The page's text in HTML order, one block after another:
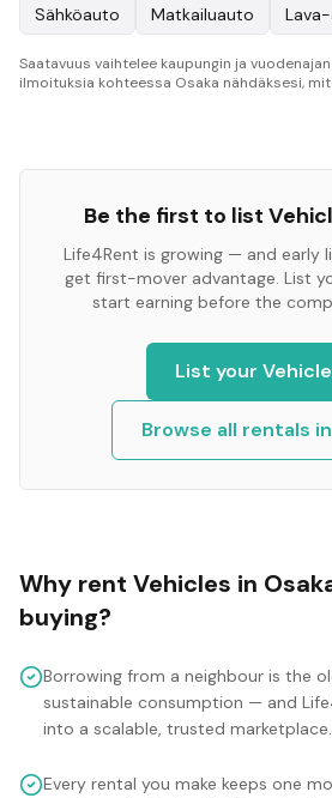
Sähköauto Matkailuauto
Saatavuus vaihtelee kaupungin ja
ilmoituksia kohteessa Osaka nähdäksesi,
Be the first to list
Life4Rent is growing — and early
get first-mover advantage. List
start earning before the
List your
Browse all rentals in
Why rent Vehicles in
buying?
Borrowing from a neighbour is the
sustainable consumption — and
into a scalable, trusted marketplace.
Every rental you make keeps one